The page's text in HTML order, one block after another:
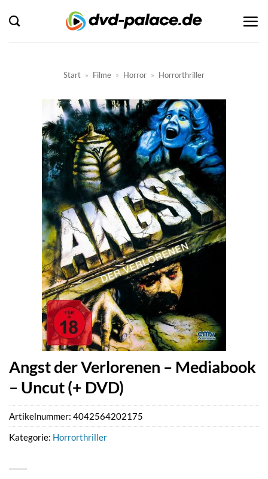
Inhalt
springen
Start » Filme » Horror » Horrorthriller
Angst der Verlorenen – Mediabook
– Uncut (+ DVD)
Artikelnummer: 4042564202175
Kategorie: Horrorthriller